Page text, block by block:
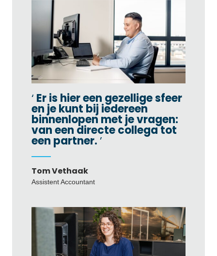
Er is hier een gezellige sfeer
en je kunt bij iedereen
binnenlopen met je vragen:
van een directe collega tot
een partner.
Tom Vethaak
Assistent Accountant